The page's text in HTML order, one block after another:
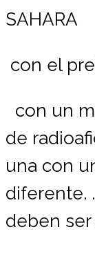
SAHARA
con el
con un
de
una con
diferente.
deben